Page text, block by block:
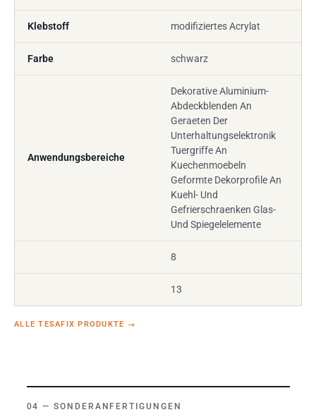
Klebstoff modifiziertes Acrylat
Farbe schwarz
Anwendungsbereiche
Dekorative Aluminium-
Abdeckblenden An
Geraeten Der
Unterhaltungselektronik
Tuergriffe An
Kuechenmoebeln
Geformte Dekorprofile An
Kuehl- Und
Gefrierschraenken Glas-
Und Spiegelelemente
8
13
ALLE TESAFIX PRODUKTE →
SONDERANFERTIGUNGEN